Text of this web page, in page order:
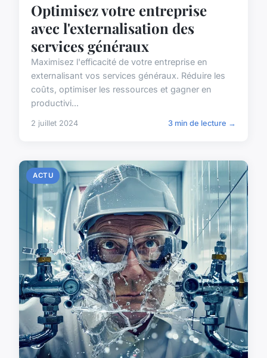
Optimisez votre entreprise
avec l'externalisation des
services généraux
Maximisez l'efficacité de votre entreprise en
externalisant vos services généraux. Réduire les
coûts, optimiser les ressources et gagner en
productivi...
2 juillet 2024 3 min de lecture →
ACTU